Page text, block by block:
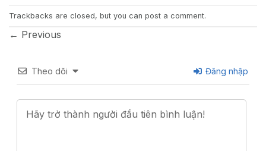
Trackbacks are closed, but you can post a comment.
← Previous
Theo dõi Đăng nhập